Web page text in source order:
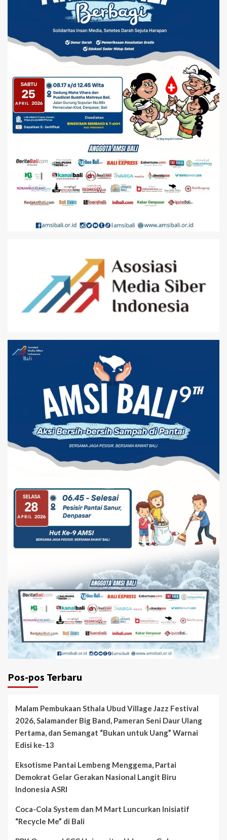
Pos-pos Terbaru
Malam Pembukaan Sthala Ubud Village Jazz Festival
2026, Salamander Big Band, Pameran Seni Daur Ulang
Pertama, dan Semangat “Bukan untuk Uang” Warnai
Edisi ke-13
Eksotisme Pantai Lembeng Menggema, Partai
Demokrat Gelar Gerakan Nasional Langit Biru
Indonesia ASRI
Coca-Cola System dan M Mart Luncurkan Inisiatif
“Recycle Me” di Bali